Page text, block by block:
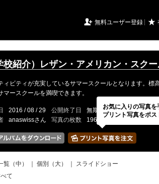
 無料ユーザー登録 ★
校紹介）レザン・アメリカン・スク
ィビティが充実しているサマースクールとなります。標
マースクールを満喫できます。
2016 / 08 / 29 公開終了日 無期限 イベントの
anaswissさん 写真の枚数 196 / 2000枚
覧（中） 個別（大）
スライドショー
て
お気に入りの写真
プリント写真をポ